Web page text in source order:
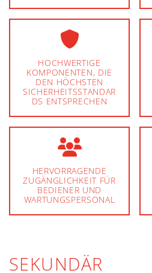
HOCHWERTIGE
KOMPONENTEN, DIE
DEN HÖCHSTEN
SICHERHEITSSTANDAR
DS ENTSPRECHEN
HERVORRAGENDE
ZUGÄNGLICHKEIT FÜR
BEDIENER UND
WARTUNGSPERSONAL
SEKUNDÄR